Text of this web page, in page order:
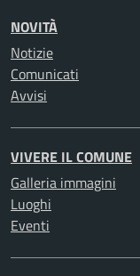
NOVITÀ
Notizie
Comunicati
Avvisi
VIVERE IL COMUNE
Galleria immagini
Luoghi
Eventi